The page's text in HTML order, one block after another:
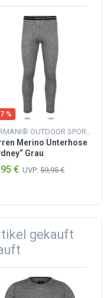
%
NORMANI® OUTDOOR SPORTS
Merino Unterhose
Grau
€ UVP: 59,95 €
gekauft